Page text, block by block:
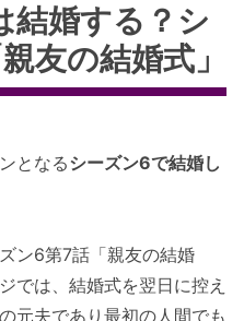
結婚する？シ
友の結婚式」
となるシーズン6で結婚し
ン6第7話「親友の結婚
では、結婚式を翌日に控え
元夫であり最初の人間でも